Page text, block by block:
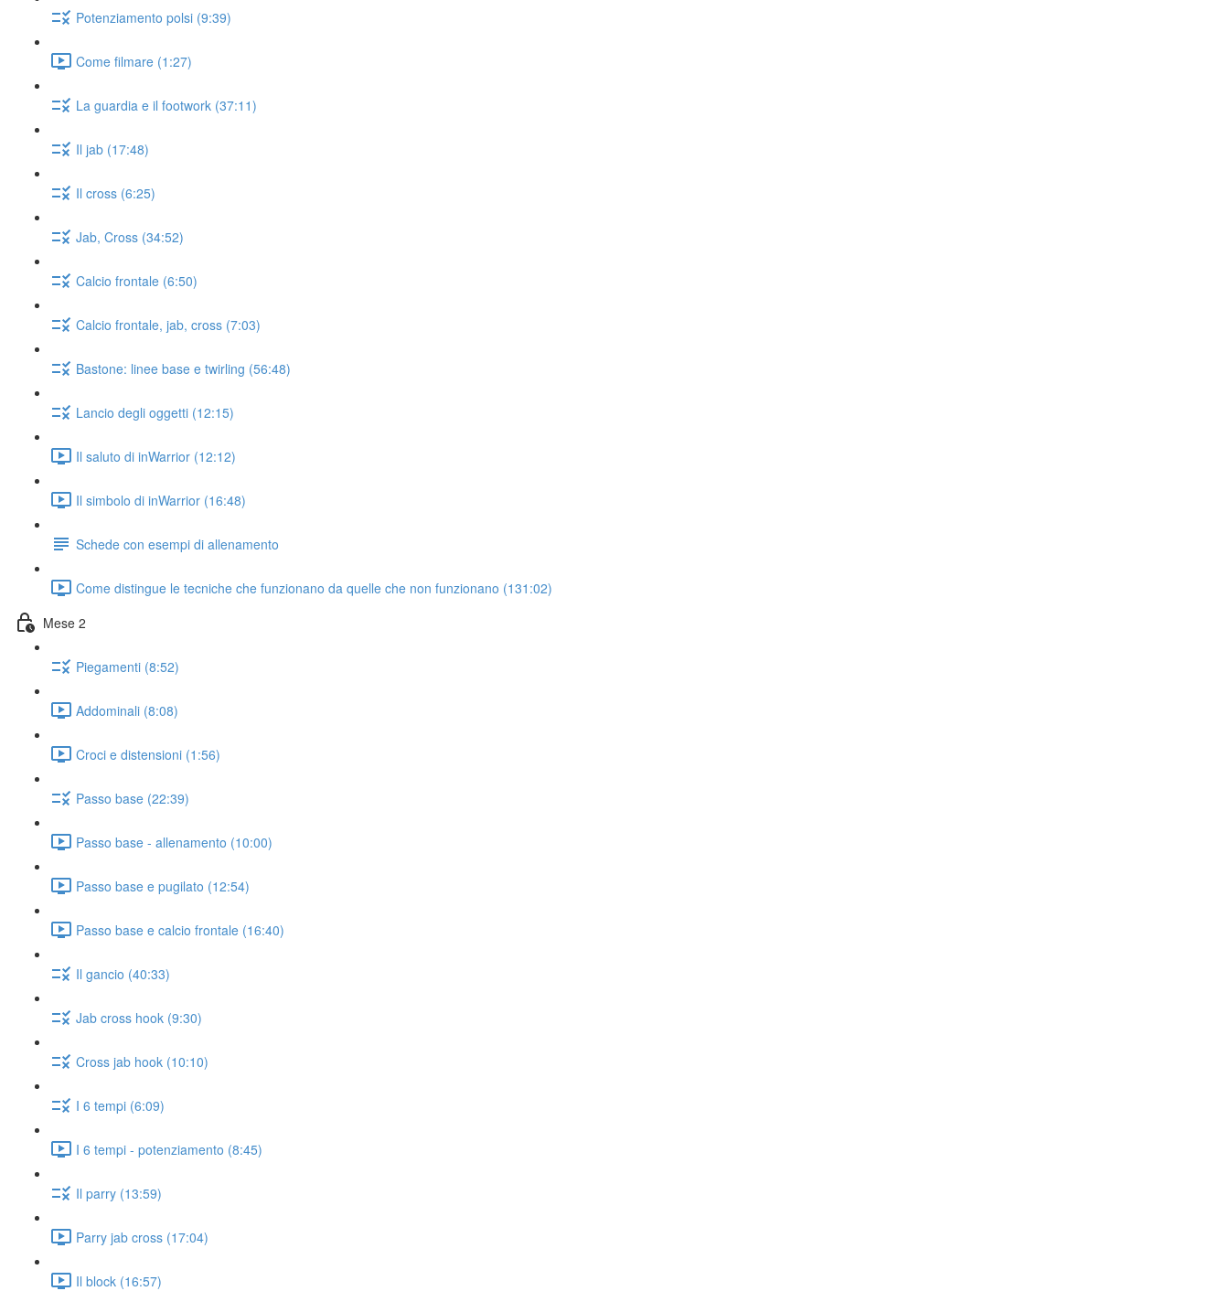
Potenziamento polsi (9:39)
Come filmare (1:27)
La guardia e il footwork (37:11)
Il jab (17:48)
Il cross (6:25)
Jab, Cross (34:52)
Calcio frontale (6:50)
Calcio frontale, jab, cross (7:03)
Bastone: linee base e twirling (56:48)
Lancio degli oggetti (12:15)
Il saluto di inWarrior (12:12)
Il simbolo di inWarrior (16:48)
Schede con esempi di allenamento
Come distingue le tecniche che funzionano da quelle che non funzionano (131:02)
Mese 2
Piegamenti (8:52)
Addominali (8:08)
Croci e distensioni (1:56)
Passo base (22:39)
Passo base - allenamento (10:00)
Passo base e pugilato (12:54)
Passo base e calcio frontale (16:40)
Il gancio (40:33)
Jab cross hook (9:30)
Cross jab hook (10:10)
I 6 tempi (6:09)
I 6 tempi - potenziamento (8:45)
Il parry (13:59)
Parry jab cross (17:04)
Il block (16:57)